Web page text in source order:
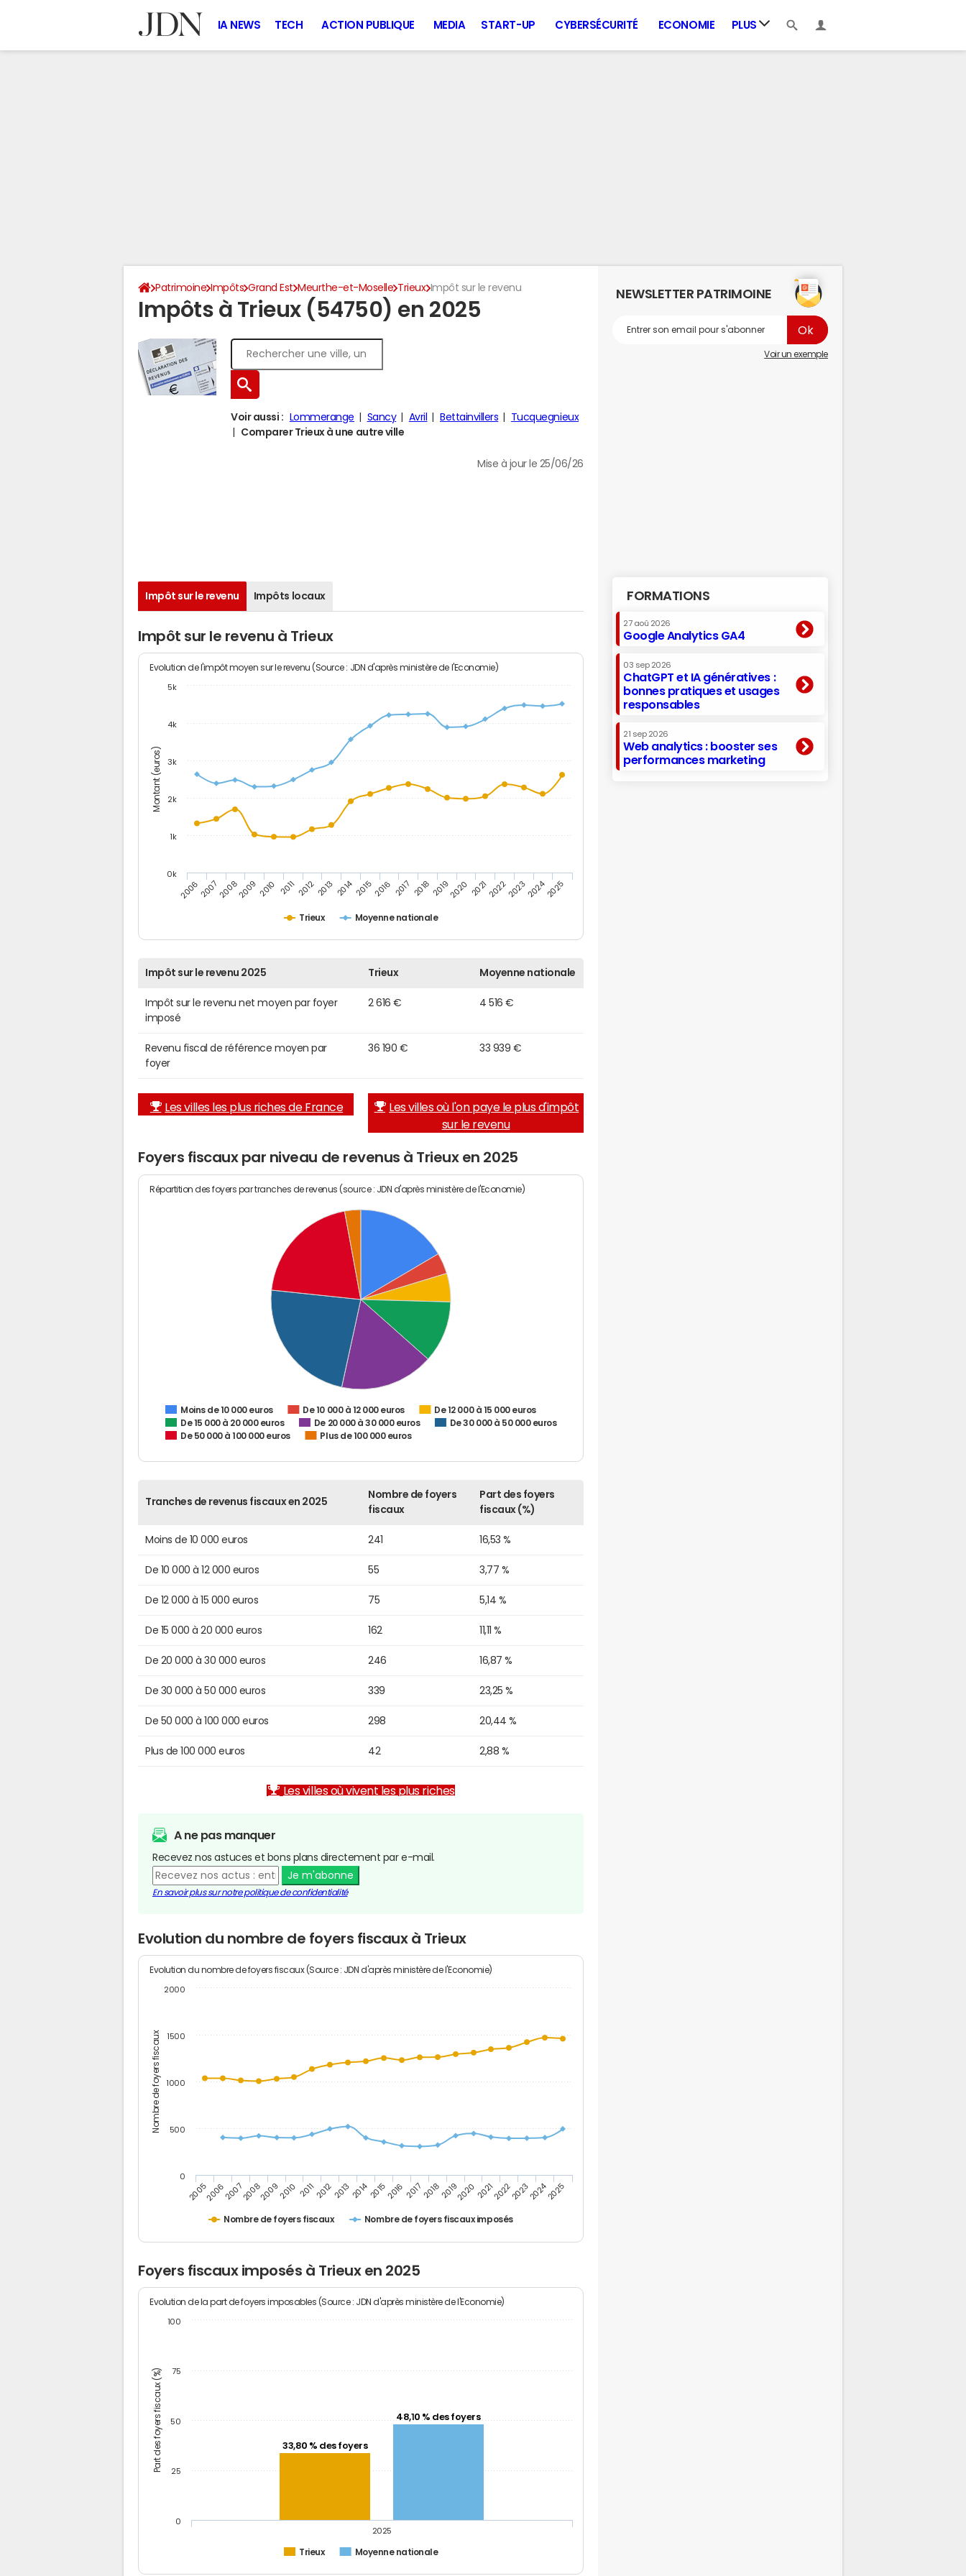
IA NEWS TECH ACTION PUBLIQUE MEDIA START-UP CYBERSÉCURITÉ ECONOMIE PLUS
Patrimoine Impôts Grand Est Meurthe-et-Moselle Trieux Impôt sur le revenu
Impôts à Trieux (54750) en 2025
Voir aussi : Lommerange Sancy Avril Bettainvillers
Tucquegnieux
Comparer Trieux à une autre ville
Mise à jour le 25/06/26
Impôt sur le revenu Impôts locaux
Impôt sur le revenu à Trieux
Montant (euros)
Evolution de l'impôt moyen sur le revenu (Source : JDN d'après ministère de l'Economie)
Trieux Moyenne nationale
20062007200820092010 2011 20122013 201420152016 2017 201820192020 20212022202320242025
0k
1k
2k
3k
4k
5k
Impôt sur le revenu 2025 Trieux Moyenne nationale
Impôt sur le revenu net moyen par foyer
imposé
2 616 € 4 516 €
Revenu fiscal de référence moyen par
foyer
36 190 € 33 939 €
Les villes les plus riches de France
Les villes où l'on paye le plus d'impôt
sur le revenu
Foyers fiscaux par niveau de revenus à Trieux en 2025
Répartition des foyers par tranches de revenus (source : JDN d'après ministère de l'Economie)
Moins de 10 000 euros De 10 000 à 12 000 euros
De 12 000 à 15 000 euros
De 15 000 à 20 000 euros
De 20 000 à 30 000 euros
De 30 000 à 50 000 euros
De 50 000 à 100 000 euros
Plus de 100 000 euros
Tranches de revenus fiscaux en 2025
Nombre de foyers
fiscaux
Part des foyers
fiscaux (%)
Moins de 10 000 euros 241 16,53 %
De 10 000 à 12 000 euros 55 3,77 %
De 12 000 à 15 000 euros 75 5,14 %
De 15 000 à 20 000 euros 162 11,11 %
De 20 000 à 30 000 euros 246 16,87 %
De 30 000 à 50 000 euros 339 23,25 %
De 50 000 à 100 000 euros 298 20,44 %
Plus de 100 000 euros 42 2,88 %
Les villes où vivent les plus riches
A ne pas manquer
Recevez nos astuces et bons plans directement par e-mail.
Je m'abonne
En savoir plus sur notre politique de confidentialité
Evolution du nombre de foyers fiscaux à Trieux
Nombre de foyers fiscaux
Evolution du nombre de foyers fiscaux (Source : JDN d'après ministère de l'Economie)
Nombre de foyers fiscaux Nombre de foyers fiscaux imposés
200520062007200820092010 201120122013201420152016 201720182019202020212022202320242025
0
500
1000
1500
2000
Foyers fiscaux imposés à Trieux en 2025
Part des foyers fiscaux (%)
Evolution de la part de foyers imposables (Source : JDN d'après ministère de l'Economie)
33,80 % des foyers
48,10 % des foyers
Trieux Moyenne nationale
2025
0
25
50
75
100
NEWSLETTER PATRIMOINE
Voir un exemple
FORMATIONS
27 aoû 2026
Google Analytics GA4
03 sep 2026
ChatGPT et IA génératives :
bonnes pratiques et usages
responsables
21 sep 2026
Web analytics : booster ses
performances marketing